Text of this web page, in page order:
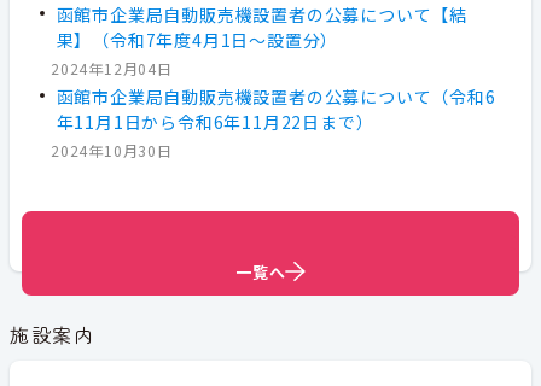
函館市企業局自動販売機設置者の公募について【結
果】（令和7年度4月1日～設置分）
2024年12月04日
函館市企業局自動販売機設置者の公募について（令和6
年11月1日から令和6年11月22日まで）
2024年10月30日
一覧へ
一覧へ
施設案内